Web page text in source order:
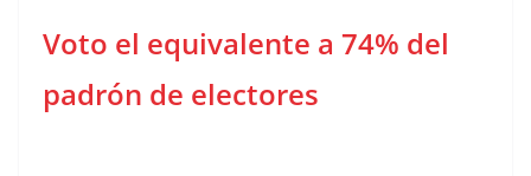
Voto el equivalente a 74% del
padrón de electores